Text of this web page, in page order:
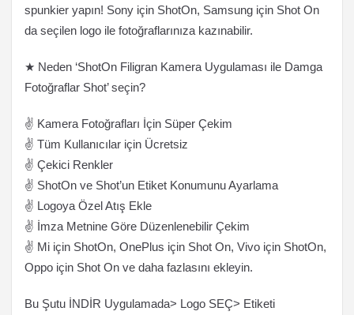
spunkier yapın! Sony için ShotOn, Samsung için Shot On
da seçilen logo ile fotoğraflarınıza kazınabilir.
★ Neden ‘ShotOn Filigran Kamera Uygulaması ile Damga
Fotoğraflar Shot’ seçin?
✌ Kamera Fotoğrafları İçin Süper Çekim
✌ Tüm Kullanıcılar için Ücretsiz
✌ Çekici Renkler
✌ ShotOn ve Shot’un Etiket Konumunu Ayarlama
✌ Logoya Özel Atış Ekle
✌ İmza Metnine Göre Düzenlenebilir Çekim
✌ Mi için ShotOn, OnePlus için Shot On, Vivo için ShotOn,
Oppo için Shot On ve daha fazlasını ekleyin.
Bu Şutu İNDİR Uygulamada> Logo SEÇ> Etiketi